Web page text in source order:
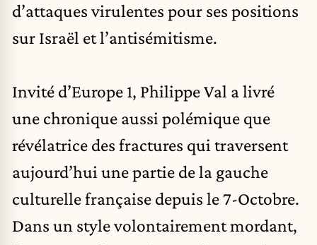
d’attaques virulentes pour ses positions
sur Israël et l’antisémitisme.
Invité d’Europe 1, Philippe Val a livré
une chronique aussi polémique que
révélatrice des fractures qui traversent
aujourd’hui une partie de la gauche
culturelle française depuis le 7-Octobre.
Dans un style volontairement mordant,